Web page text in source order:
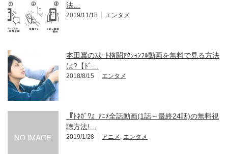
法…
2019/11/18 エンタメ
本田翼のｽｶｰﾄ格闘ｱｸｼｮﾝﾌﾙ動画を無料で見る方法
は?【ﾄﾞ…
2018/8/15 エンタメ
『ﾄﾈｶﾞﾜ』ｱﾆﾒ全話動画(1話～最終24話)の無料視
聴方法!…
2019/1/28 アニメ エンタメ